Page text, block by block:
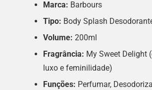
Marca: Barbours
Tipo: Body Splash
Volume: 200ml
Fragrância: My Sweet Delight
luxo e feminilidade)
Funções: Perfumar,